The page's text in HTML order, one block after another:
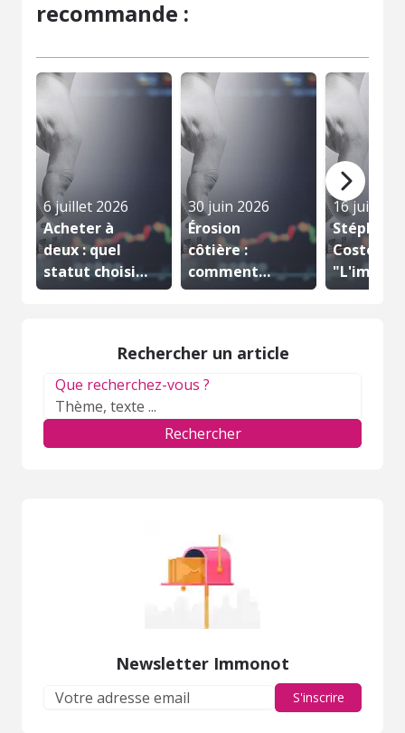
recommande :
6 juillet 2026
Acheter à
deux : quel
statut choisir
pour votre...
30 juin 2026
Érosion
côtière :
comment
acheter en
16 juin
Stéphane
Coste :
se
Rechercher un article
Que recherchez-vous ?
Rechercher
Newsletter Immonot
S'inscrire